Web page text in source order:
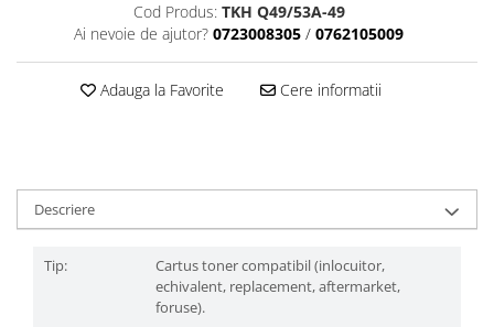
Cod Produs: TKH Q49/53A-49
Ai nevoie de ajutor? 0723008305 / 0762105009
Adauga la Favorite Cere informatii
Descriere
Tip:
Cartus toner compatibil (inlocuitor,
echivalent, replacement, aftermarket,
foruse).